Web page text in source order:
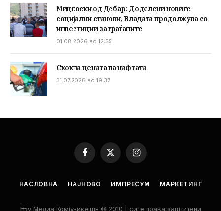
Мицкоски од Дебар: Доделени новите
социјални станови, Владата продолжува со
инвестиции за граѓаните
01.08.2026 во 12:55
Скокна цената на нафтата
31.07.2026 во 19:37
Facebook
X
(Twitter)
Instagram
НАСЛОВНА НАЈНОВО ИМПРЕСУМ МАРКЕТИНГ
Њу Медиа Комјуникејшн © 2010 | сите права заштитени